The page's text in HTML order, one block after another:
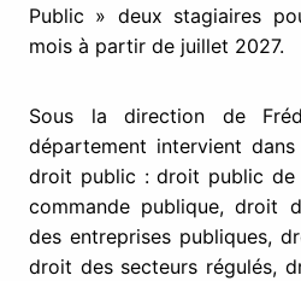
Public » deux stagiaires
mois à partir de juillet 2027.
Sous la direction de
département intervient
droit public : droit public de
commande publique, droit
des entreprises publiques,
droit des secteurs régulés,